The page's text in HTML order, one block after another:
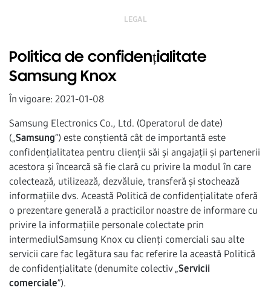
LEGAL
Politica de confidențialitate
Samsung Knox
În vigoare: 2021-01-08
Samsung Electronics Co., Ltd. (Operatorul de date)
(„Samsung”) este conștientă cât de importantă este
confidențialitatea pentru clienții săi și angajații și partenerii
acestora și încearcă să fie clară cu privire la modul în care
colectează, utilizează, dezvăluie, transferă și stochează
informațiile dvs. Această Politică de confidențialitate oferă
o prezentare generală a practicilor noastre de informare cu
privire la informațiile personale colectate prin
intermediulSamsung Knox cu clienți comerciali sau alte
servicii care fac legătura sau fac referire la această Politică
de confidențialitate (denumite colectiv „Servicii
comerciale”).